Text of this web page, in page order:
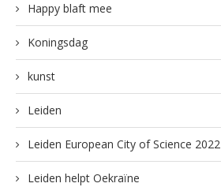
Happy blaft mee
Koningsdag
kunst
Leiden
Leiden European City of Science 2022
Leiden helpt Oekraïne